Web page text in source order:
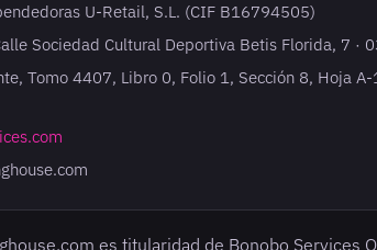
U-Retail, S.L. (CIF B16794505)
Sociedad Cultural Deportiva Betis Florida, 7 ·
Tomo 4407, Libro 0, Folio 1, Sección 8, Hoja
es titularidad de Bonobo Services